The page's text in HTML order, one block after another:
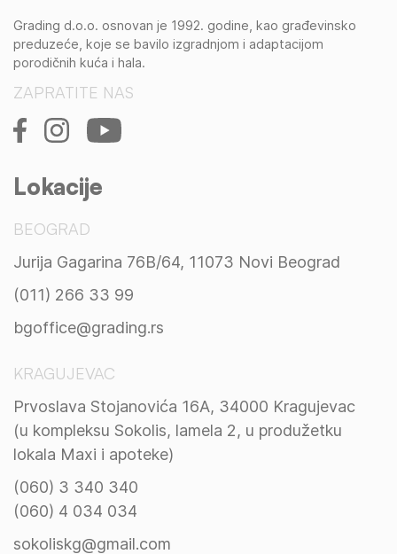
Grading d.o.o. osnovan je 1992. godine, kao građevinsko
preduzeće, koje se bavilo izgradnjom i adaptacijom
porodičnih kuća i hala.
ZAPRATITE NAS
Lokacije
BEOGRAD
Jurija Gagarina 76B/64, 11073 Novi Beograd
(011) 266 33 99
bgoffice@grading.rs
KRAGUJEVAC
Prvoslava Stojanovića 16A, 34000 Kragujevac
(u kompleksu Sokolis, lamela 2, u produžetku
lokala Maxi i apoteke)
(060) 3 340 340
(060) 4 034 034
sokoliskg@gmail.com